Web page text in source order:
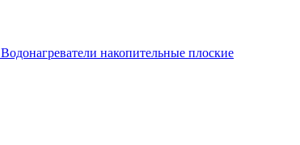
Водонагреватели накопительные плоские